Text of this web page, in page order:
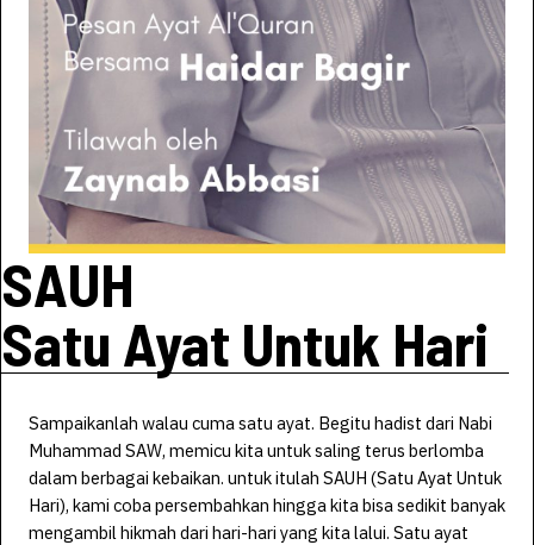
SAUH
Satu Ayat Untuk Hari
Sampaikanlah walau cuma satu ayat. Begitu hadist dari Nabi
Muhammad SAW, memicu kita untuk saling terus berlomba
dalam berbagai kebaikan. untuk itulah SAUH (Satu Ayat Untuk
Hari), kami coba persembahkan hingga kita bisa sedikit banyak
mengambil hikmah dari hari-hari yang kita lalui. Satu ayat